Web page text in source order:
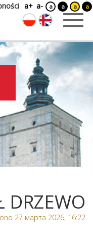
a+ a- a a a a
DRZEWO
27 марта 2026, 16:22